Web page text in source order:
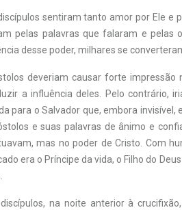
sentiram tanto amor por Ele e
pelas palavras que falaram e pelas
desse poder, milhares se
deveriam causar forte impressão
a influência deles. Pelo contrário,
para o Salvador que, embora invisível,
e suas palavras de ânimo e
mas no poder de Cristo. Com
era o Príncipe da vida, o Filho do
na noite anterior à